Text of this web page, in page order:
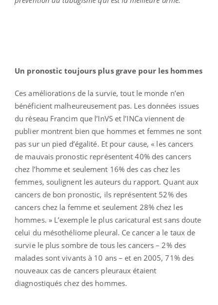
Un pronostic toujours plus grave pour les hommes
Ces améliorations de la survie, tout le monde n’en
bénéficient malheureusement pas. Les données issues
du réseau Francim que l’InVS et l’INCa viennent de
publier montrent bien que hommes et femmes ne sont
pas sur un pied d’égalité. Et pour cause, « les cancers
de mauvais pronostic représentent 40% des cancers
chez l’homme et seulement 16% des cas chez les
femmes, soulignent les auteurs du rapport. Quant aux
cancers de bon pronostic, ils représentent 52% des
cancers chez la femme et seulement 28% chez les
hommes. » L’exemple le plus caricatural est sans doute
celui du mésothéliome pleural. Ce cancer a le taux de
survie le plus sombre de tous les cancers – 2% des
malades sont vivants à 10 ans – et en 2005, 71% des
nouveaux cas de cancers pleuraux étaient
diagnostiqués chez des hommes.